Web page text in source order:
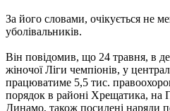
За його словами, очікується не
уболівальників.
Він повідомив, що 24 травня, в
жіночої Ліги чемпіонів, у
працюватиме 5,5 тис.
порядок в районі Хрещатика, на
Динамо, також посилені наряди